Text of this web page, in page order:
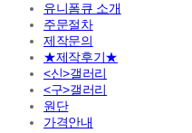
유니폼큐 소개
주문절차
제작문의
★제작후기★
<신>갤러리
<구>갤러리
원단
가격안내